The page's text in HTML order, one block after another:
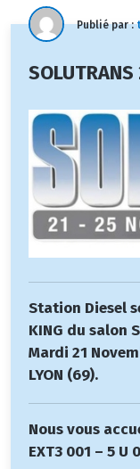
Publié par :
Station Diesel
KING du salon
Mardi 21
LYON (69).
Nous vous
EXT3 001 – 5 U